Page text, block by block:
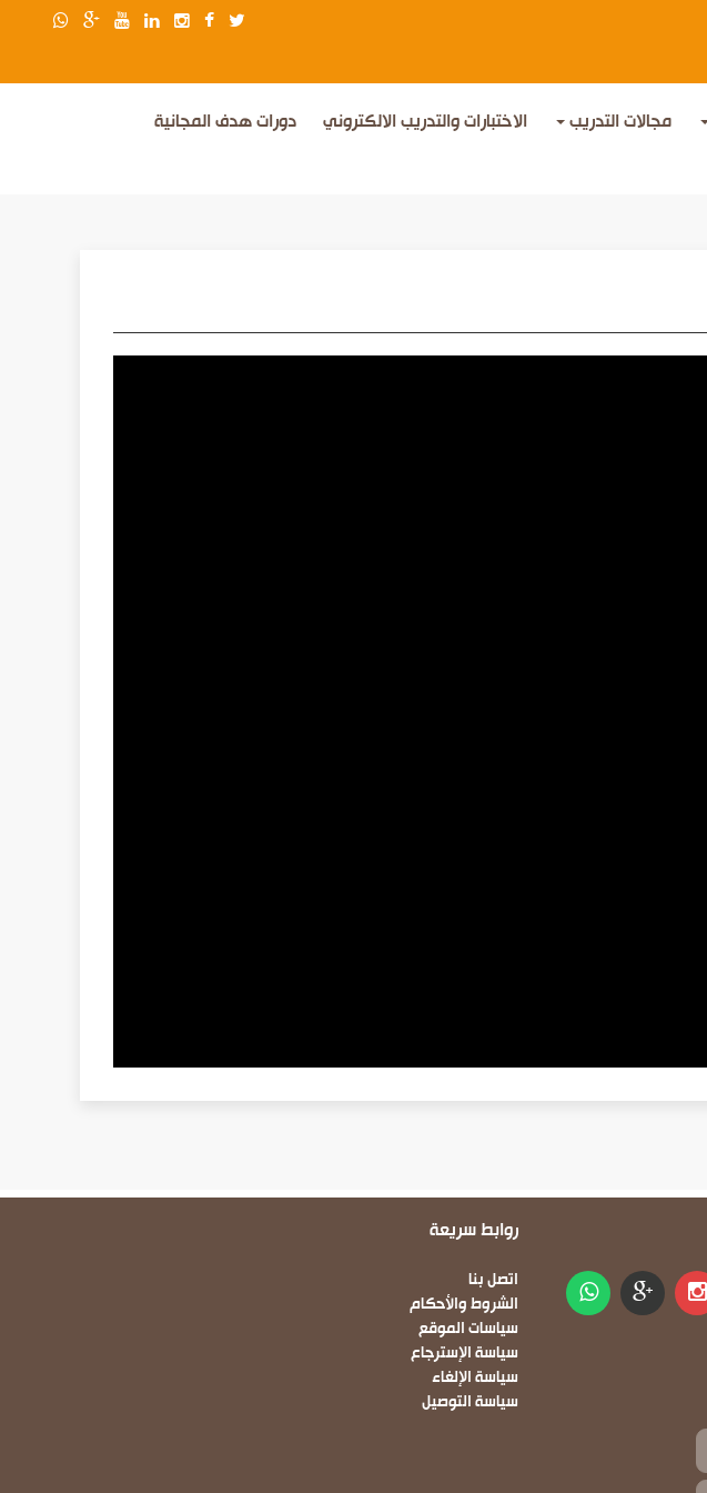
مجالات التدريب الاختبارات والتدريب الالكتروني
دورات هدف المجانية
روابط سريعة
Footer
اتصل بنا
الشروط والأحكام
سياسات الموقع
سياسة الإسترجاع
سياسة الإلغاء
سياسة التوصيل